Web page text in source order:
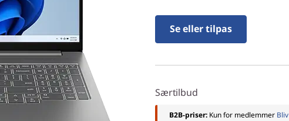
Se eller tilpas
Særtilbud
B2B-priser: Kun for medlemmer